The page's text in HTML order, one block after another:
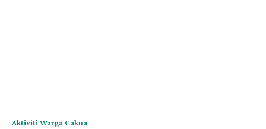
Aktiviti Warga Cakna